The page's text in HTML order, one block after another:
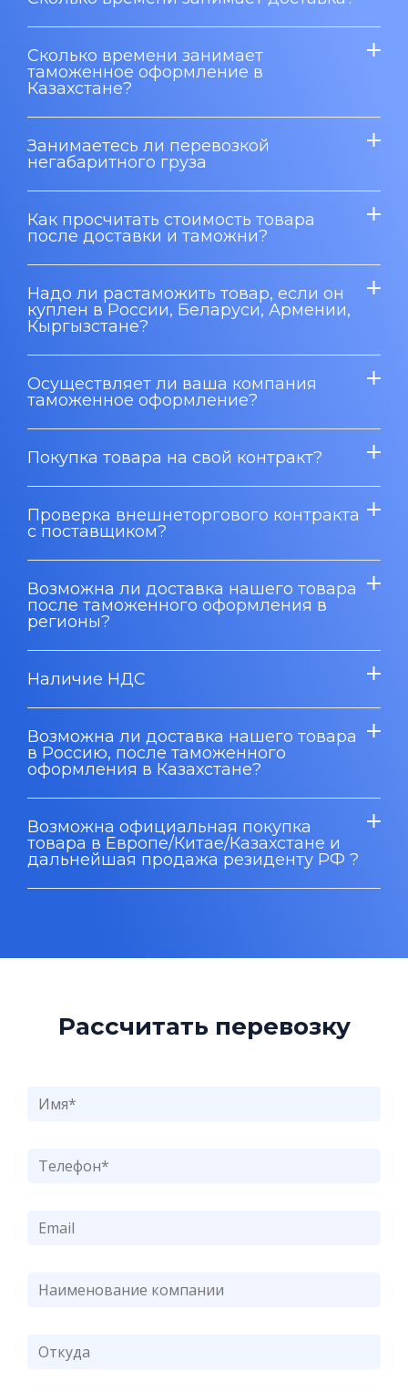
Сколько времени занимает
таможенное оформление в
Казахстане?
Занимаетесь ли перевозкой
негабаритного груза
Как просчитать стоимость товара
после доставки и таможни?
Надо ли растаможить товар, если он
куплен в России, Беларуси, Армении,
Кыргызстане?
Осуществляет ли ваша компания
таможенное оформление?
Покупка товара на свой контракт?
Проверка внешнеторгового контракта
с поставщиком?
Возможна ли доставка нашего товара
после таможенного оформления в
регионы?
Наличие НДС
Возможна ли доставка нашего товара
в Россию, после таможенного
оформления в Казахстане?
Возможна официальная покупка
товара в Европе/Китае/Казахстане и
дальнейшая продажа резиденту РФ ?
Рассчитать перевозку